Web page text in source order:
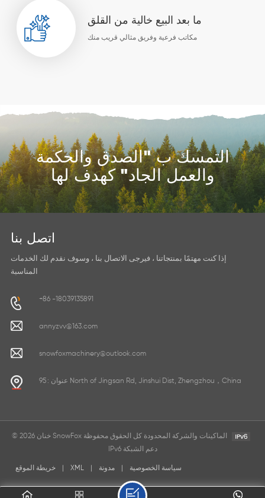
ما بعد البيع خالية من القلق
مكاتب فرعية وفريق مثالي قريب منك
التمسك ب "الصدق والحكمة
والعمل الجاد" كهدف لها
اتصل بنا
إذا كنت مهتمًا بمنتجاتنا ، فيرجى الاتصال بنا ، وسوف نقدم لك الخدمات
المناسبة
+86 -18039135891
annyzvv@163.com
snowfoxmachinery@outlook.com
عنوان : 95 North of Jingsan Rd, Jinshui Dist, Zhengzhou，China
IPv6 دعم الشبكة
خريطة الموقع XML مدونة سياسة الخصوصية